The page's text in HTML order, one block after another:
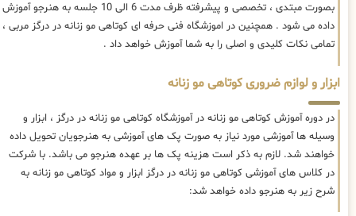
بصورت مبتدی ، تخصصی و پیشرفته ظرف مدت 6 الی 10 جلسه به هنرجو آموزش
داده می شود . همچنین در اموزشگاه فنی حرفه ای کوتاهی مو زنانه در درگز مربی ،
تمامی نکات کلیدی و اصلی را به شما آموزش خواهد داد .
ابزار و لوازم ضروری کوتاهی مو زنانه
در دوره آموزش کوتاهی مو زنانه در آموزشگاه کوتاهی مو زنانه در درگز ، ابزار و
وسیله ها آموزشی مورد نیاز به صورت پک های آموزشی به هنرجویان تحویل داده
خواهند شد. لازم به ذکر است هزینه پک ها بر عهده هنرجو می باشد. با شرکت
در کلاس های آموزشی کوتاهی مو زنانه در درگز ابزار و مواد کوتاهی مو زنانه به
شرح زیر به هنرجو داده خواهد شد: